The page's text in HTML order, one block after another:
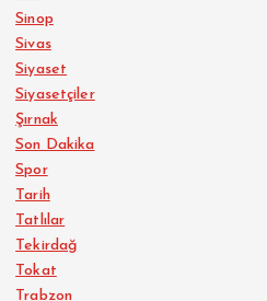
Sinop
Sivas
Siyaset
Siyasetçiler
Şırnak
Son Dakika
Spor
Tarih
Tatlılar
Tekirdağ
Tokat
Trabzon